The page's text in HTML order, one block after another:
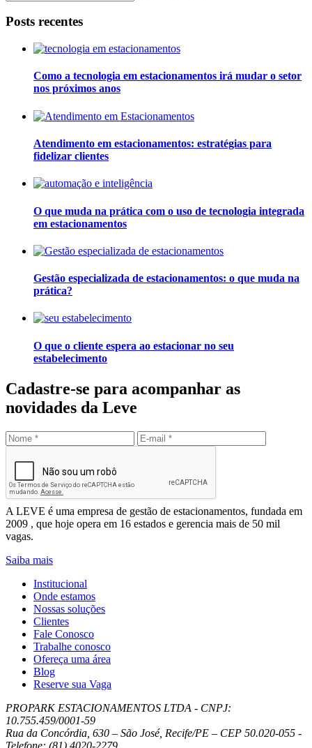
Posts recentes
Como a tecnologia em estacionamentos irá mudar o setor
nos próximos anos
Atendimento em estacionamentos: estratégias para
fidelizar clientes
O que muda na prática com o uso de tecnologia integrada
em estacionamentos
Gestão especializada de estacionamentos: o que muda na
prática?
O que o cliente espera ao estacionar no seu
estabelecimento
Cadastre-se para acompanhar as
novidades da Leve
Leve Mobilidade – Gestão de Estacionamentos
A LEVE é uma empresa de gestão de estacionamentos, fundada em
2009 , que hoje opera em 16 estados e gerencia mais de 50 mil
vagas.
Saiba mais
Institucional
Onde estamos
Nossas soluções
Clientes
Fale Conosco
Trabalhe conosco
Ofereça uma área
Blog
Reserve sua Vaga
PROPARK ESTACIONAMENTOS LTDA - CNPJ:
10.755.459/0001-59
Rua da Concórdia, 630 – São José, Recife/PE – CEP 50.020-055 -
Telefone: (81) 4020-2279